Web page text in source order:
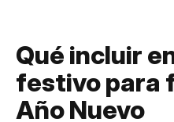
Qué incluir
festivo para
Año Nuevo